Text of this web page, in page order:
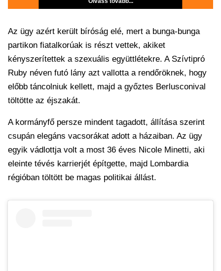
Az ügy azért került bíróság elé, mert a bunga-bunga
partikon fiatalkorúak is részt vettek, akiket
kényszerítettek a szexuális együttlétekre. A Szívtipró
Ruby néven futó lány azt vallotta a rendőröknek, hogy
előbb táncolniuk kellett, majd a győztes Berlusconival
töltötte az éjszakát.
A kormányfő persze mindent tagadott, állítása szerint
csupán elegáns vacsorákat adott a házaiban. Az ügy
egyik vádlottja volt a most 36 éves Nicole Minetti, aki
eleinte tévés karrierjét építgette, majd Lombardia
régióban töltött be magas politikai állást.